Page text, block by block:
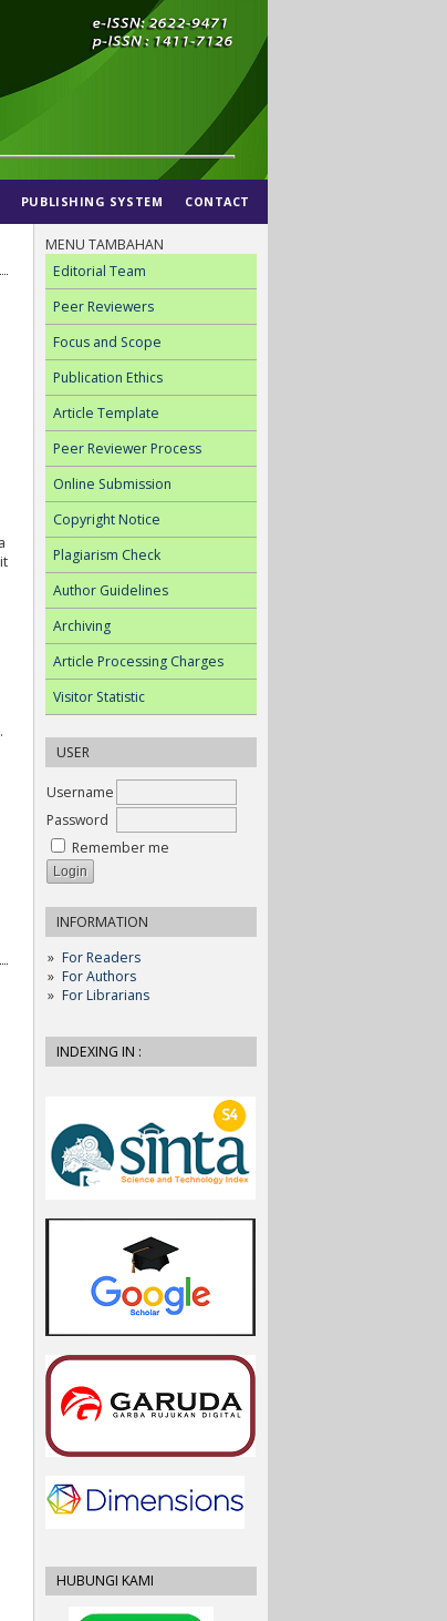
MENU TAMBAHAN
Editorial Team
Peer Reviewers
Focus and Scope
Publication Ethics
Article Template
Peer Reviewer Process
Online Submission
Copyright Notice
Plagiarism Check
Author Guidelines
Archiving
Article Processing Charges
Visitor Statistic
USER
Username
Password
Remember me
INFORMATION
For Readers
For Authors
For Librarians
INDEXING IN :
HUBUNGI KAMI
PUBLISHING SYSTEM CONTACT